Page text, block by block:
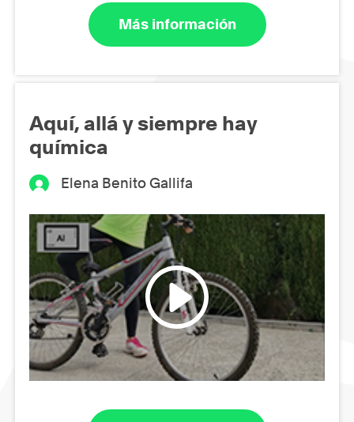
Más información
Aquí, allá y siempre hay
química
Elena Benito Gallifa